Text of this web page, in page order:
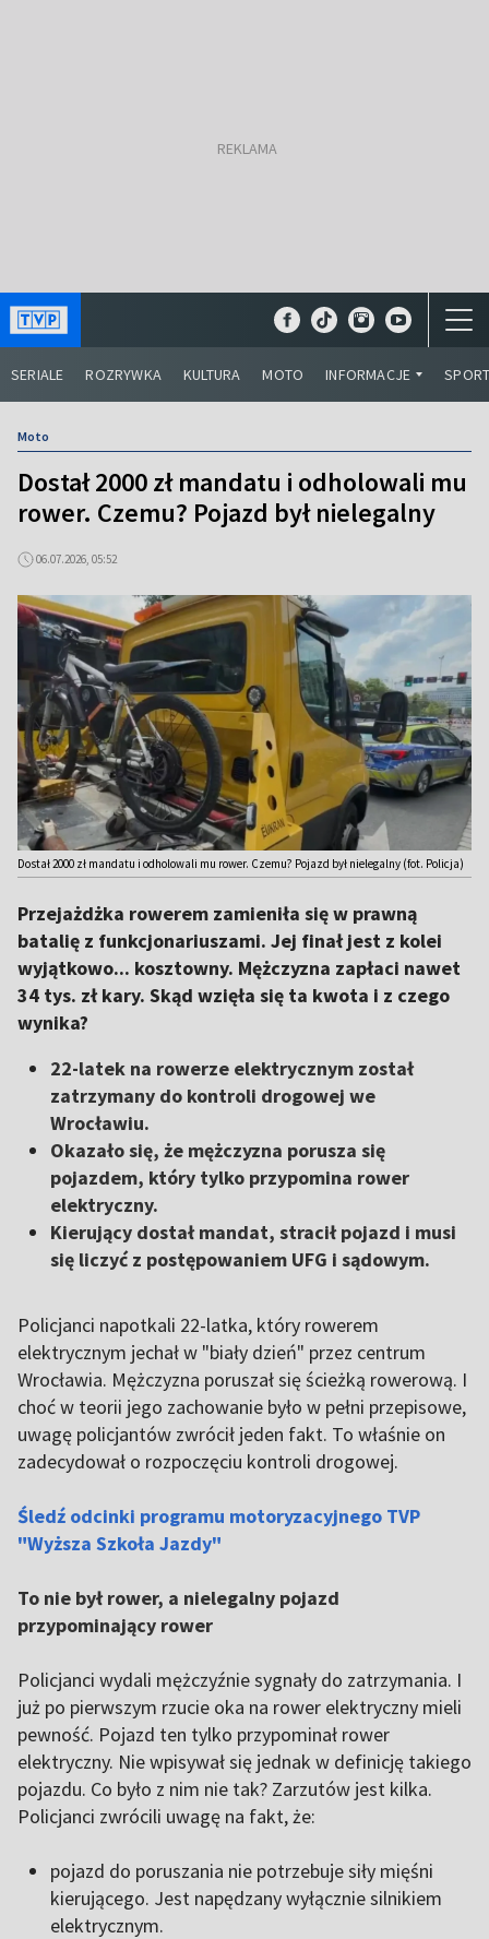
SERIALE ROZRYWKA KULTURA MOTO INFORMACJE
Moto
Dostał 2000 zł mandatu i odholowali mu
rower. Czemu? Pojazd był nielegalny
06.07.2026, 05:52
Dostał 2000 zł mandatu i odholowali mu rower. Czemu? Pojazd był nielegalny (fot. Policja)
Przejażdżka rowerem zamieniła się w prawną
batalię z funkcjonariuszami. Jej finał jest z kolei
wyjątkowo... kosztowny. Mężczyzna zapłaci nawet
34 tys. zł kary. Skąd wzięła się ta kwota i z czego
wynika?
22-latek na rowerze elektrycznym został
zatrzymany do kontroli drogowej we
Wrocławiu.
Okazało się, że mężczyzna porusza się
pojazdem, który tylko przypomina rower
elektryczny.
Kierujący dostał mandat, stracił pojazd i musi
się liczyć z postępowaniem UFG i sądowym.
Policjanci napotkali 22-latka, który rowerem
elektrycznym jechał w "biały dzień" przez centrum
Wrocławia. Mężczyzna poruszał się ścieżką rowerową. I
choć w teorii jego zachowanie było w pełni przepisowe,
uwagę policjantów zwrócił jeden fakt. To właśnie on
zadecydował o rozpoczęciu kontroli drogowej.
Śledź odcinki programu motoryzacyjnego TVP
"Wyższa Szkoła Jazdy"
To nie był rower, a nielegalny pojazd
przypominający rower
Policjanci wydali mężczyźnie sygnały do zatrzymania. I
już po pierwszym rzucie oka na rower elektryczny mieli
pewność. Pojazd ten tylko przypominał rower
elektryczny. Nie wpisywał się jednak w definicję takiego
pojazdu. Co było z nim nie tak? Zarzutów jest kilka.
Policjanci zwrócili uwagę na fakt, że:
pojazd do poruszania nie potrzebuje siły mięśni
kierującego. Jest napędzany wyłącznie silnikiem
elektrycznym.